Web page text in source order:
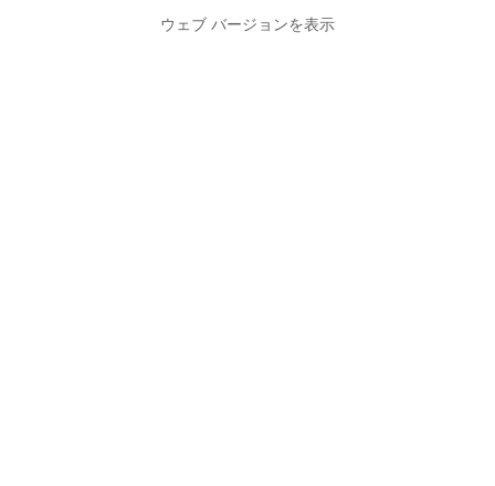
ウェブ バージョンを表示